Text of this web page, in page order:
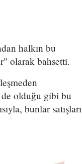
halkın bu
olarak bahsetti.
de olduğu gibi bu
bunlar satışları